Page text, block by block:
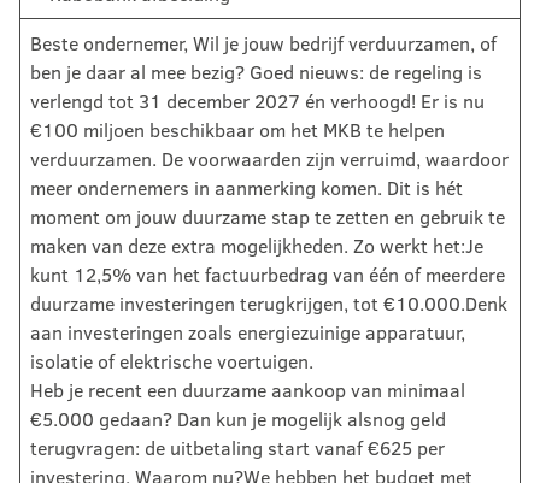
Beste ondernemer, Wil je jouw bedrijf verduurzamen, of
ben je daar al mee bezig? Goed nieuws: de regeling is
verlengd tot 31 december 2027 én verhoogd! Er is nu
€100 miljoen beschikbaar om het MKB te helpen
verduurzamen. De voorwaarden zijn verruimd, waardoor
meer ondernemers in aanmerking komen. Dit is hét
moment om jouw duurzame stap te zetten en gebruik te
maken van deze extra mogelijkheden. Zo werkt het:Je
kunt 12,5% van het factuurbedrag van één of meerdere
duurzame investeringen terugkrijgen, tot €10.000.Denk
aan investeringen zoals energiezuinige apparatuur,
isolatie of elektrische voertuigen.
Heb je recent een duurzame aankoop van minimaal
€5.000 gedaan? Dan kun je mogelijk alsnog geld
terugvragen: de uitbetaling start vanaf €625 per
investering. Waarom nu?We hebben het budget met